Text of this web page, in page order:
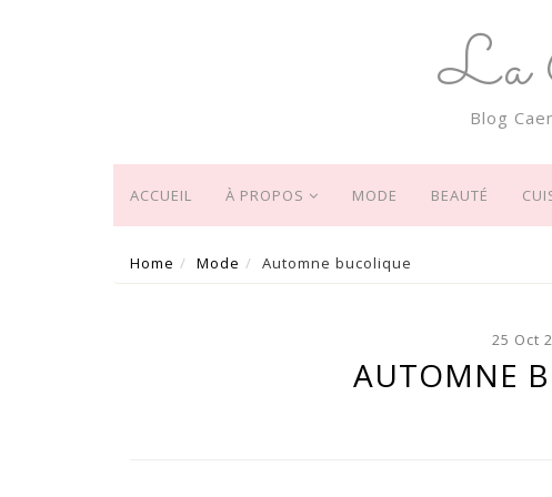
La
Blog
ACCUEIL À PROPOS MODE BEAUTÉ
Home Mode Automne bucolique
25 Oct
AUTOMNE